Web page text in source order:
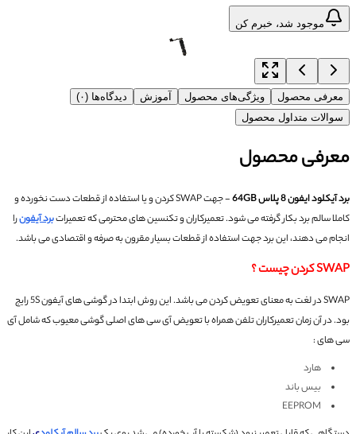
موجود شد، خبرم کن
معرفی محصول ویژگی‌های محصول آموزش
دیدگاه‌ها (۰)
سوالات متداول محصول
معرفی محصول
برد آیکلود ایفون 8 پلاس 64GB
- جهت SWAP کردن و یا استفاده از قطعات دست نخورده و
کاملا سالم برد بکار گرفته می شود.تعمیرکاران و تکنسین های محترمی که تعمیراتبرد آیفونرا
انجام می دهند، این برد جهت استفاده از قطعات بسیار مقرون به صرفه و اقتصادی می باشد.
SWAP کردن چیست ؟
SWAP در لغت به معنای تعویض کردن می باشد. این روش ابتدا در گوشی های آیفون 5S رایج
بود.در آن زمان تعمیرکاران تلفن همراه با تعویض آی سی های اصلی گوشی معیوب که شامل آی
سی های :
هارد
بیس باند
EEPROM